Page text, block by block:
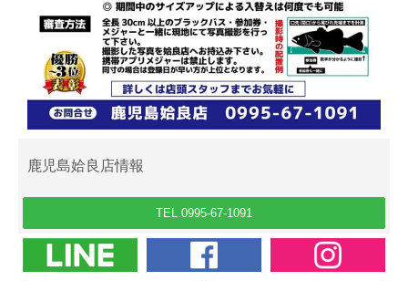
鹿児島姶良店情報
TEL.0995-67-1091